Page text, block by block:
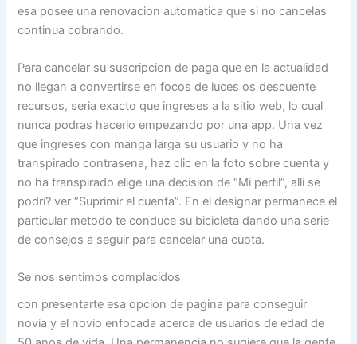
esa posee una renovacion automatica que si no cancelas
continua cobrando.
Para cancelar su suscripcion de paga que en la actualidad
no llegan a convertirse en focos de luces os descuente
recursos, seri­a exacto que ingreses a la sitio web, lo cual
nunca podras hacerlo empezando por una app. Una vez
que ingreses con manga larga su usuario y no ha
transpirado contrasena, haz clic en la foto sobre cuenta y
no ha transpirado elige una decision de “Mi perfil”, alli se
podri? ver “Suprimir el cuenta”. En el designar permanece el
particular metodo te conduce su bicicleta dando una serie
de consejos a seguir para cancelar una cuota.
Se nos sentimos complacidos
con presentarte esa opcion de pagina para conseguir
novia y el novio enfocada acerca de usuarios de edad de